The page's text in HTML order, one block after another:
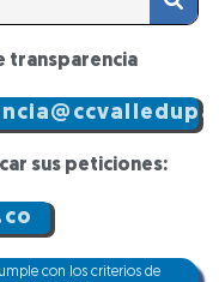
transparencia
sus peticiones:
con los criterios de